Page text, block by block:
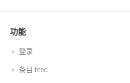
功能
登录
条目 feed